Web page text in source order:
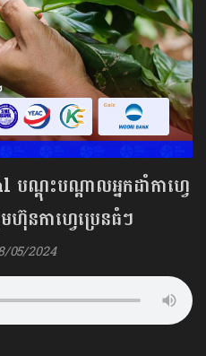
តុះបណ្តាលអ្នកដាំកាហ្វេ
ហ៊ុនកាហ្វេប្រេនធំៗ
05/2024